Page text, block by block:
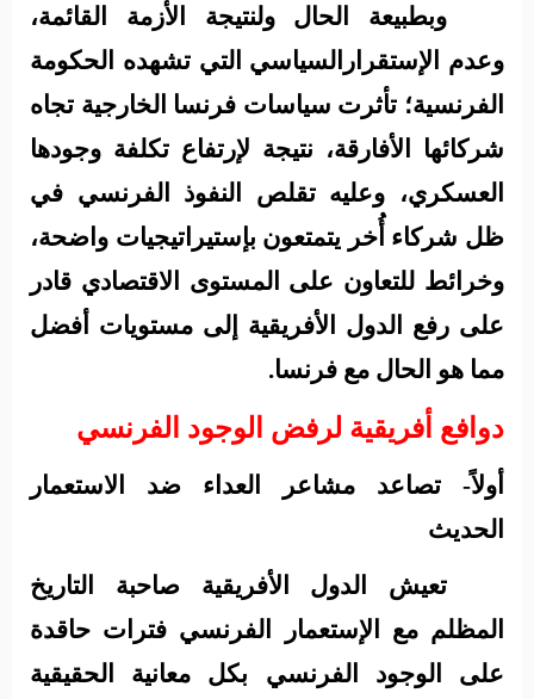
وبطبيعة الحال ولنتيجة الأزمة القائمة،
وعدم الإستقرارالسياسي التي تشهده الحكومة
الفرنسية؛ تأثرت سياسات فرنسا الخارجية تجاه
شركائها الأفارقة، نتيجة لإرتفاع تكلفة وجودها
العسكري، وعليه تقلص النفوذ الفرنسي في
ظل شركاء أُخر يتمتعون بإستيراتيجيات واضحة،
وخرائط للتعاون على المستوى الاقتصادي قادر
على رفع الدول الأفريقية إلى مستويات أفضل
مما هو الحال مع فرنسا.
دوافع أفريقية لرفض الوجود الفرنسي
أولاً- تصاعد مشاعر العداء ضد الاستعمار
الحديث
تعيش الدول الأفريقية صاحبة التاريخ
المظلم مع الإستعمار الفرنسي فترات حاقدة
على الوجود الفرنسي بكل معانية الحقيقية